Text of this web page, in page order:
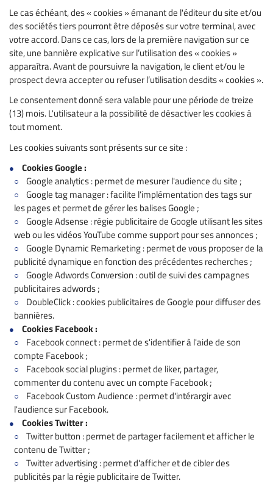
Le cas échéant, des « cookies » émanant de l'éditeur du site et/ou
des sociétés tiers pourront être déposés sur votre terminal, avec
votre accord. Dans ce cas, lors de la première navigation sur ce
site, une bannière explicative sur l’utilisation des « cookies »
apparaîtra. Avant de poursuivre la navigation, le client et/ou le
prospect devra accepter ou refuser l’utilisation desdits « cookies ».
Le consentement donné sera valable pour une période de treize
(13) mois. L'utilisateur a la possibilité de désactiver les cookies à
tout moment.
Les cookies suivants sont présents sur ce site :
Cookies Google :
Google analytics : permet de mesurer l'audience du site ;
Google tag manager : facilite l’implémentation des tags sur
les pages et permet de gérer les balises Google ;
Google Adsense : régie publicitaire de Google utilisant les sites
web ou les vidéos YouTube comme support pour ses annonces ;
Google Dynamic Remarketing : permet de vous proposer de la
publicité dynamique en fonction des précédentes recherches ;
Google Adwords Conversion : outil de suivi des campagnes
publicitaires adwords ;
DoubleClick : cookies publicitaires de Google pour diffuser des
bannières.
Cookies Facebook :
Facebook connect : permet de s'identifier à l'aide de son
compte Facebook ;
Facebook social plugins : permet de liker, partager,
commenter du contenu avec un compte Facebook ;
Facebook Custom Audience : permet d'intérargir avec
l'audience sur Facebook.
Cookies Twitter :
Twitter button : permet de partager facilement et afficher le
contenu de Twitter ;
Twitter advertising : permet d'afficher et de cibler des
publicités par la régie publicitaire de Twitter.